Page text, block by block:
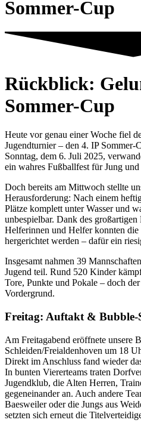
Sommer-Cup
Rückblick:
Sommer-Cup
Heute vor genau einer Woche fiel
Jugendturnier – den 4. IP
Sonntag, dem 6. Juli 2025,
ein wahres Fußballfest für Jung
Doch bereits am Mittwoch stellte
Herausforderung: Nach einem
Plätze komplett unter Wasser und
unbespielbar. Dank des
Helferinnen und Helfer konnten
hergerichtet werden – dafür ein
Insgesamt nahmen 39
Jugend teil. Rund 520 Kinder
Tore, Punkte und Pokale – doch
Vordergrund.
Freitag: Auftakt & Bubble-
Am Freitagabend eröffnete unsere
Schleiden/Freialdenhoven um 18
Direkt im Anschluss fand wieder
In bunten Viererteams traten
Jugendklub, die Alten Herren,
gegeneinander an. Auch andere
Baesweiler oder die Jungs aus
setzten sich erneut die